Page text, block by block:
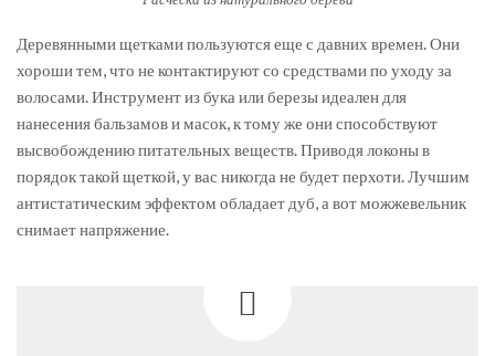
Деревянными щетками пользуются еще с давних времен. Они
хороши тем, что не контактируют со средствами по уходу за
волосами. Инструмент из бука или березы идеален для
нанесения бальзамов и масок, к тому же они способствуют
высвобождению питательных веществ. Приводя локоны в
порядок такой щеткой, у вас никогда не будет перхоти. Лучшим
антистатическим эффектом обладает дуб, а вот можжевельник
снимает напряжение.